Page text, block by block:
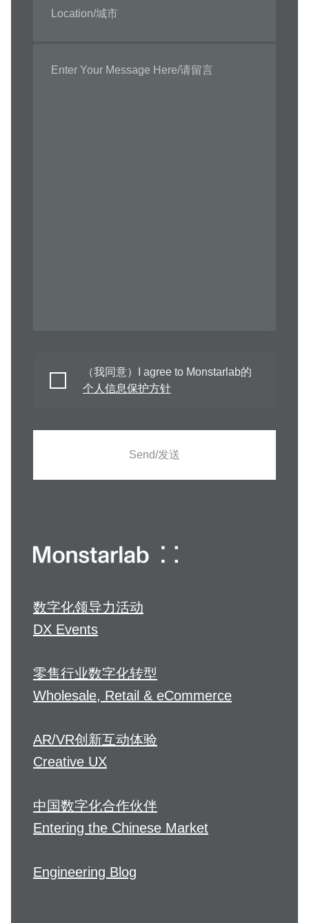
（我同意）I agree to Monstarlab的
个人信息保护方针
Send/发送
数字化领导力活动
DX Events
零售行业数字化转型
Wholesale, Retail & eCommerce
AR/VR创新互动体验
Creative UX
中国数字化合作伙伴
Entering the Chinese Market
Engineering Blog